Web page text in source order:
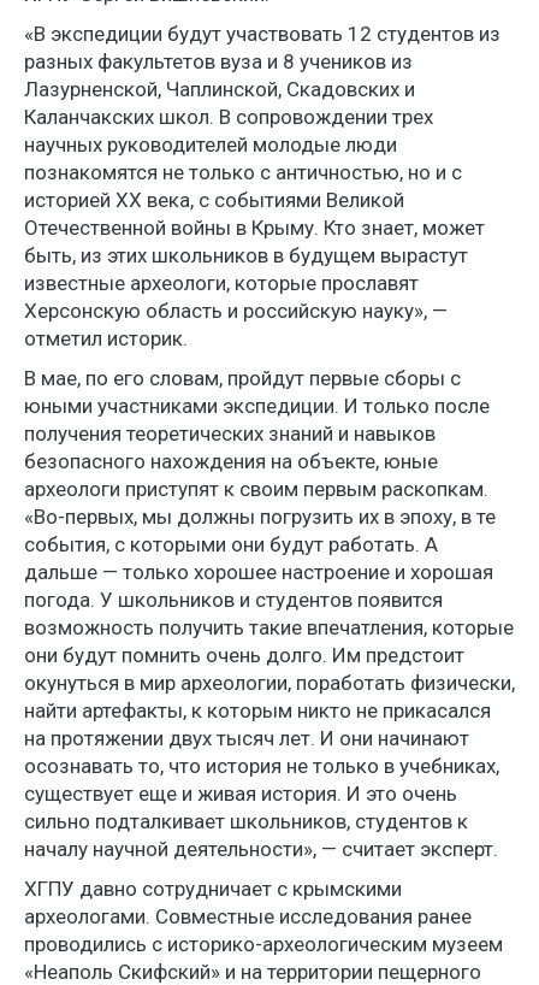
«В экспедиции будут участвовать 12 студентов из
разных факультетов вуза и 8 учеников из
Лазурненской, Чаплинской, Скадовских и
Каланчакских школ. В сопровождении трех
научных руководителей молодые люди
познакомятся не только с античностью, но и с
историей XX века, с событиями Великой
Отечественной войны в Крыму. Кто знает, может
быть, из этих школьников в будущем вырастут
известные археологи, которые прославят
Херсонскую область и российскую науку», —
отметил историк.
В мае, по его словам, пройдут первые сборы с
юными участниками экспедиции. И только после
получения теоретических знаний и навыков
безопасного нахождения на объекте, юные
археологи приступят к своим первым раскопкам.
«Во-первых, мы должны погрузить их в эпоху, в те
события, с которыми они будут работать. А
дальше — только хорошее настроение и хорошая
погода. У школьников и студентов появится
возможность получить такие впечатления, которые
они будут помнить очень долго. Им предстоит
окунуться в мир археологии, поработать физически,
найти артефакты, к которым никто не прикасался
на протяжении двух тысяч лет. И они начинают
осознавать то, что история не только в учебниках,
существует еще и живая история. И это очень
сильно подталкивает школьников, студентов к
началу научной деятельности», — считает эксперт.
ХГПУ давно сотрудничает с крымскими
археологами. Совместные исследования ранее
проводились с историко-археологическим музеем
«Неаполь Скифский» и на территории пещерного